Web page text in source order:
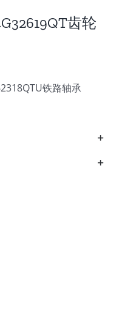
齿轮
铁路轴承